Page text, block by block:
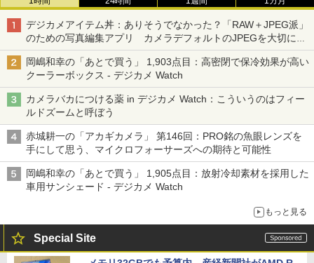
デジカメアイテム丼：ありそうでなかった？「RAW＋JPEG派」
のための写真編集アプリ カメラデフォルトのJPEGを大切にす
る「Filmator」
岡嶋和幸の「あとで買う」 1,903点目：高密閉で保冷効果が高い
クーラーボックス - デジカメ Watch
カメラバカにつける薬 in デジカメ Watch：こういうのはフィー
ルドズームと呼ぼう
赤城耕一の「アカギカメラ」 第146回：PRO銘の魚眼レンズを
手にして思う、マイクロフォーサーズへの期待と可能性
岡嶋和幸の「あとで買う」 1,905点目：放射冷却素材を採用した
車用サンシェード - デジカメ Watch
もっと見る
Special Site